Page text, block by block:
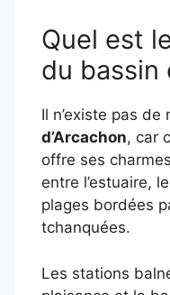
Quel est
du bassin
Il n’existe pas
d’Arcachon, car
offre ses
entre l’estuaire,
plages bordées
tchanquées.
Les stations